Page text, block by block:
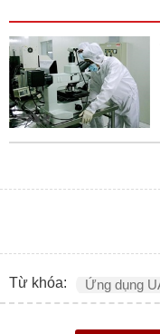
Từ khóa: Ứng dụng